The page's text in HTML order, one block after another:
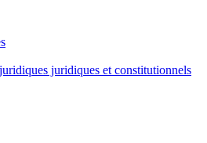
juridiques et constitutionnels